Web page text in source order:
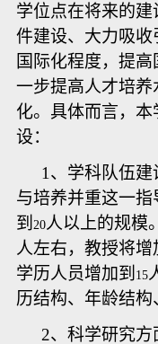
学位点在将来的
件建设、大力吸
国际化程度，提
一步提高人才培
化。具体而言，
设：
1 、学科队伍
与培养并重这一
到 20人以上的规模
人左右，教授将增
学历人员增加到 15
历结构、年龄结构
2、科学研究